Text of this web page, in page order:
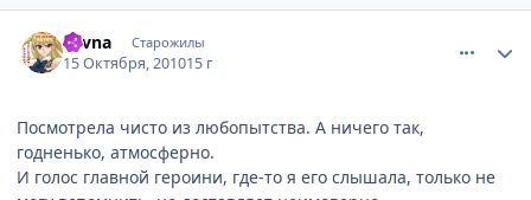
Savna Старожилы
15 Октября, 201015 г
Посмотрела чисто из любопытства. А ничего так,
годненько, атмосферно.
И голос главной героини, где-то я его слышала, только не